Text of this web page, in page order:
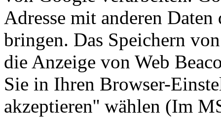
Adresse mit anderen
bringen. Das Speichern
die Anzeige von Web
Sie in Ihren Browser-
akzeptieren'' wählen (Im